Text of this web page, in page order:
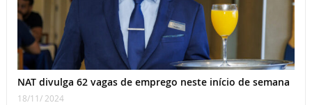
NAT divulga 62 vagas de emprego neste início de semana
18/11/ 2024